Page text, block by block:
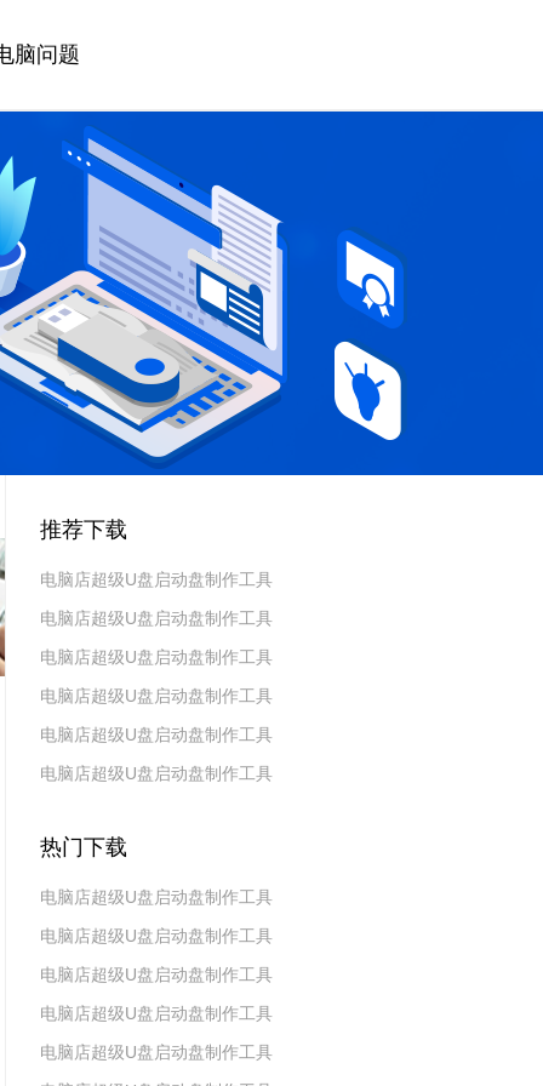
脑问题
推荐下载
电脑店超级U盘启动盘制作工具
v7.5_2606
电脑店超级U盘启动盘制作工具
v7.5_2604
电脑店超级U盘启动盘制作工具
v7.5_2602
电脑店超级U盘启动盘制作工具
v7.5_2511
电脑店超级U盘启动盘制作工具
v7.5_2509
电脑店超级U盘启动盘制作工具
热门下载
电脑店超级U盘启动盘制作工具
v7.5_2606
电脑店超级U盘启动盘制作工具
v7.5_2604
电脑店超级U盘启动盘制作工具
v7.5_2602
电脑店超级U盘启动盘制作工具
v7.5 2019(天蓬元帅版)
电脑店超级U盘启动盘制作工具